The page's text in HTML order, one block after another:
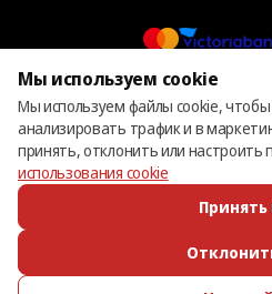
© 2013 –
Мы используем cookie
Мы используем файлы cookie,
анализировать трафик и в
принять, отклонить или настроить
использования cookie
Принять